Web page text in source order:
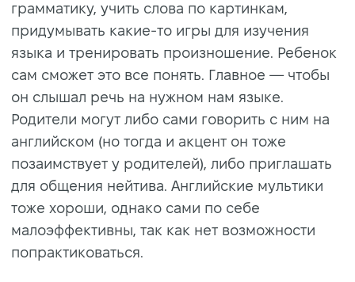
грамматику, учить слова по картинкам,
придумывать какие-то игры для изучения
языка и тренировать произношение. Ребенок
сам сможет это все понять. Главное — чтобы
он слышал речь на нужном нам языке.
Родители могут либо сами говорить с ним на
английском (но тогда и акцент он тоже
позаимствует у родителей), либо приглашать
для общения нейтива. Английские мультики
тоже хороши, однако сами по себе
малоэффективны, так как нет возможности
попрактиковаться.